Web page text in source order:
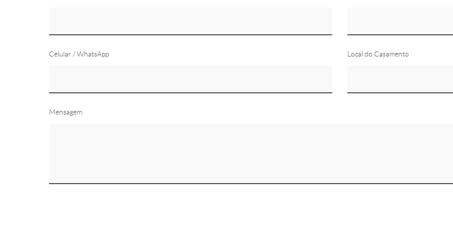
Celular / WhatsApp Local do Casamento
Mensagem